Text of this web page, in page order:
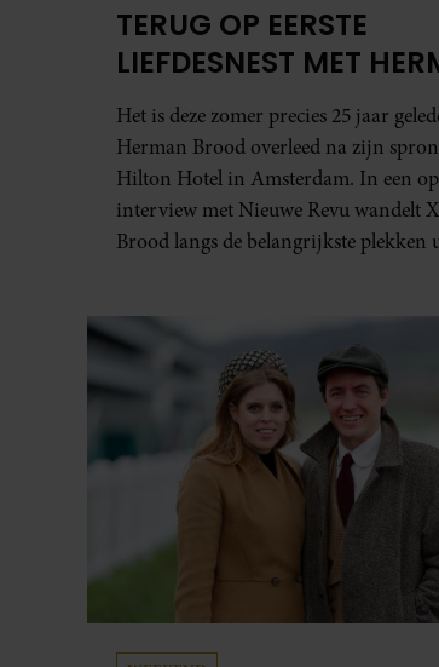
TERUG OP EERSTE
LIEFDESNEST MET
BROOD: “HIER IS LOLA
GEBOREN”
Het is deze zomer precies 25 jaar
Herman Brood overleed na zijn
Hilton Hotel in Amsterdam. In een
interview met Nieuwe Revu wandelt
Brood langs de belangrijkste plekken
aan herinneringen op. Daar begon
samen en werd dochter Lola geboren.